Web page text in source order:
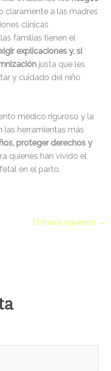
claramente a las madres
clínicas
familias tienen el
explicaciones y, si
justa que les
y cuidado del niño
médico riguroso y la
las herramientas más
proteger derechos y
quienes han vivido el
en el parto.
Entrada siguiente →